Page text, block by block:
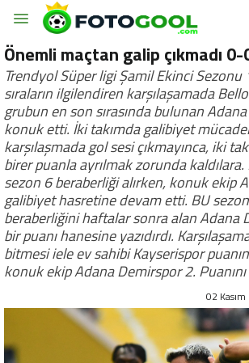
Önemli maçtan galip çıkmadı 0-
Trendyol Süper ligi Şamil Ekinci Sezonu
sıraların ilgilendiren karşılaşamada
grubun en son sırasında bulunan
konuk etti. İki takımda galibiyet
karşılaşmada gol sesi çıkmayınca, iki
birer puanla ayrılmak zorunda
sezon 6 beraberliği alırken, konuk ekip
galibiyet hasretine devam etti. BU
beraberliğini haftalar sonra alan Adana
bir puanı hanesine yazıdırdı.
bitmesi iele ev sahibi Kayserispor
konuk ekip Adana Demirspor 2. Puanını
02